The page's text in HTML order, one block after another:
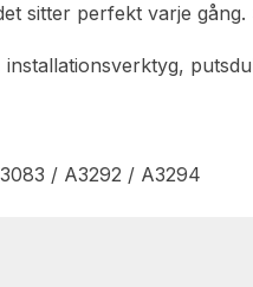
sitter perfekt varje
/ A3292 / A3294